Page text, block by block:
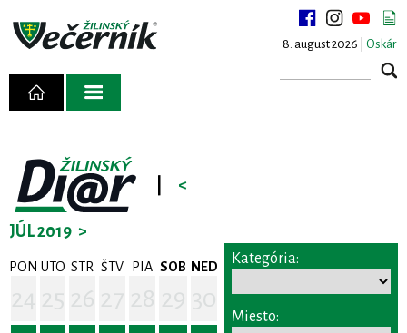
8. august 2026 | Oskár
<
JÚL 2019 >
PON UTO STR ŠTV PIA SOB NED Kategória:
Miesto: